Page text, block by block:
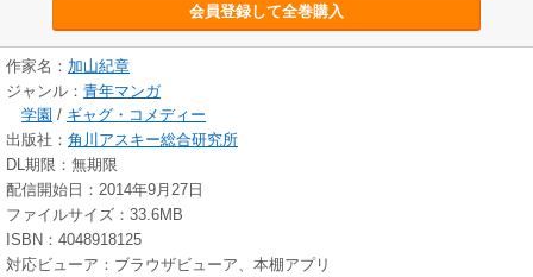
会員登録して全巻購入
作家名： 加山紀章
ジャンル： 青年マンガ
学園 / ギャグ・コメディー
出版社： 角川アスキー総合研究所
DL期限：無期限
配信開始日：2014年9月27日
ファイルサイズ：33.6MB
ISBN：4048918125
対応ビューア：ブラウザビューア、本棚アプリ